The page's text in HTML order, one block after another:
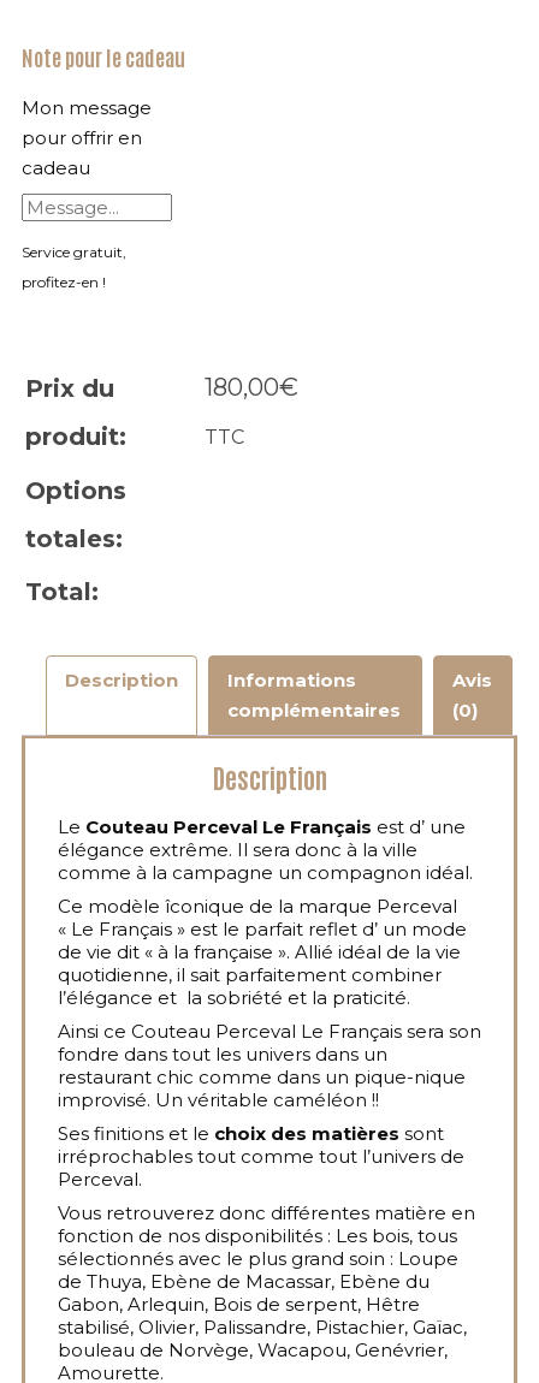
Note pour le cadeau
Mon message
pour offrir en
cadeau
Service gratuit,
profitez-en !
Prix du
produit:
180,00€
TTC
Options
totales:
Total:
Description
Informations
complémentaires
Avis
(0)
Description
Le Couteau Perceval Le Français est d’ une
élégance extrême. Il sera donc à la ville
comme à la campagne un compagnon idéal.
Ce modèle îconique de la marque Perceval
« Le Français » est le parfait reflet d’ un mode
de vie dit « à la française ». Allié idéal de la vie
quotidienne, il sait parfaitement combiner
l’élégance et la sobriété et la praticité.
Ainsi ce Couteau Perceval Le Français sera son
fondre dans tout les univers dans un
restaurant chic comme dans un pique-nique
improvisé. Un véritable caméléon !!
Ses finitions et le choix des matières sont
irréprochables tout comme tout l’univers de
Perceval.
Vous retrouverez donc différentes matière en
fonction de nos disponibilités : Les bois, tous
sélectionnés avec le plus grand soin : Loupe
de Thuya, Ebène de Macassar, Ebène du
Gabon, Arlequin, Bois de serpent, Hêtre
stabilisé, Olivier, Palissandre, Pistachier, Gaïac,
bouleau de Norvège, Wacapou, Genévrier,
Amourette.